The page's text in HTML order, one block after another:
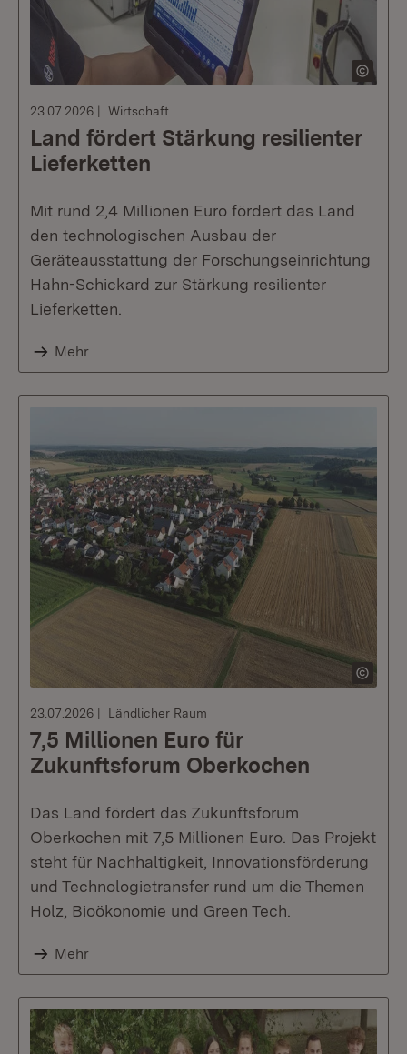
23.07.2026 Wirtschaft
Land fördert Stärkung resilienter
Lieferketten
Mit rund 2,4 Millionen Euro fördert das Land
den technologischen Ausbau der
Geräteausstattung der Forschungseinrichtung
Hahn-Schickard zur Stärkung resilienter
Lieferketten.
Mehr
23.07.2026 Ländlicher Raum
7,5 Millionen Euro für
Zukunftsforum Oberkochen
Das Land fördert das Zukunftsforum
Oberkochen mit 7,5 Millionen Euro. Das Projekt
steht für Nachhaltigkeit, Innovationsförderung
und Technologietransfer rund um die Themen
Holz, Bioökonomie und Green Tech.
Mehr